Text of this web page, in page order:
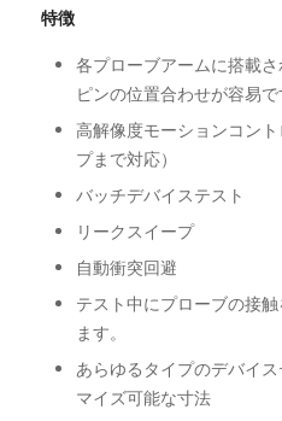
特徴
各プローブアームに搭載さ
ピンの位置合わせが容易で
高解像度モーションコン
プまで対応）
バッチデバイステスト
リークスイープ
自動衝突回避
テスト中にプローブの接
ます。
あらゆるタイプのデバイ
マイズ可能な寸法